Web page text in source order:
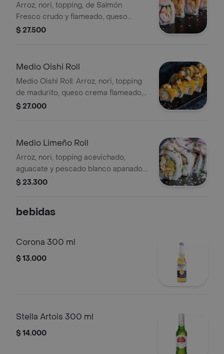
Arroz, nori, topping, de Salmón
Fresco crudo y flameado, queso
crema, tempura crumbs, aguacate y
$ 27.500
Medio Oishi Roll
Medio Oishi Roll: Arroz, nori, topping
de madurito, queso crema flameado,
salsa de aguila, aguacate, langostino y
$ 27.000
Medio Limeño Roll
Arroz, nori, topping acevichado,
aguacate y pescado blanco apanado.
5 Bocados
$ 23.300
bebidas
Corona 300 ml
$ 13.000
Stella Artois 300 ml
$ 14.000